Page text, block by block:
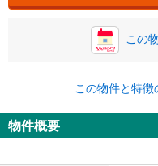
この
この物件と特
物件概要